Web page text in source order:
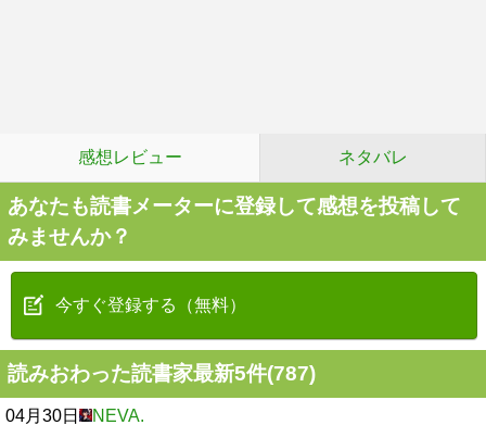
感想レビュー ネタバレ
あなたも読書メーターに登録して感想を投稿して
みませんか？
今すぐ登録する（無料）
読みおわった読書家最新5件(787)
04月30日 NEVA.